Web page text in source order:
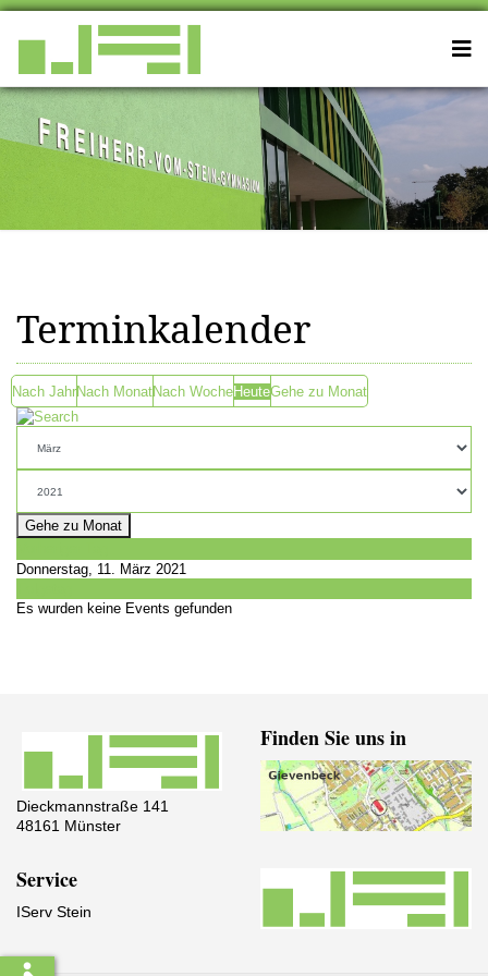
Terminkalender
Nach JahrNach MonatNach WocheHeuteGehe zu Monat
Gehe zu Monat
Donnerstag, 11. März 2021
Es wurden keine Events gefunden
Dieckmannstraße 141
48161 Münster
Finden Sie uns in
Service
IServ Stein